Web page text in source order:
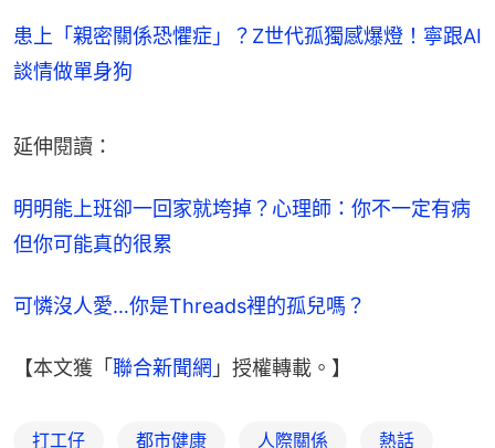
患上「親密關係恐懼症」？Z世代孤獨感爆燈！寧跟AI
談情做單身狗
延伸閱讀：
明明能上班卻一回家就垮掉？心理師：你不一定有病
但你可能真的很累
可憐沒人愛…你是Threads裡的孤兒嗎？
【本文獲「 聯合新聞網 」授權轉載。】
打工仔 都市健康 人際關係 熱話